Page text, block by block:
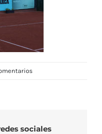
sociales